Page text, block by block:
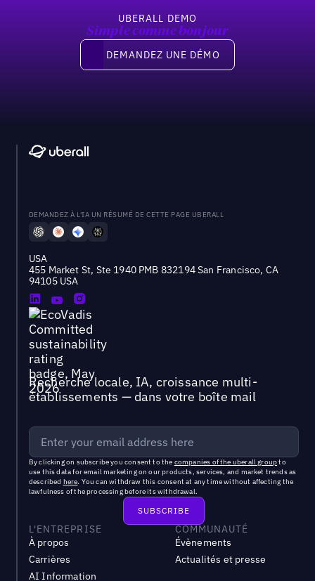
UBERALL DEMO
Simple comme bonjour
Demandez une démo
DEMANDEZ UNE DÉMO
DEMANDEZ À L'IA UN RÉSUMÉ DE CETTE PAGE UBERALL
USA
455 Market St, Ste 1940 PMB 832194 San Francisco, CA
94105 USA
Recherche locale, IA, croissance multi-
établissements — dans votre boîte mail
By clicking on subscribe you consent to the companies of the uberall groupto
use this data for email marketing on our products, services, and market trends as
described here. You can withdraw this consent at any time without affecting the
lawfulness of the processing before its withdrawal.
L'ENTREPRISE
À propos
Carrières
AI Information
COMMUNAUTÉ
Évènements
Actualités et presse